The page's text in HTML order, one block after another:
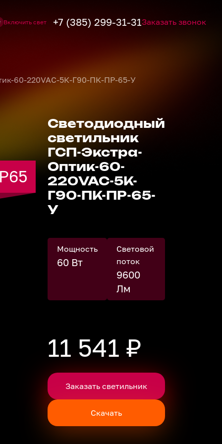
Включить свет +7 (385) 299-31-31Заказать звонок
60-220VAC-5К-Г90-ПК-ПР-65-У
Светодиодный
светильник
ГСП-Экстра-
Оптик-60-
220VAC-5К-
Г90-ПК-ПР-65-
У
Мощность
60 Вт
Световой
поток
9600
Лм
11 541 ₽
Заказать светильник
Скачать